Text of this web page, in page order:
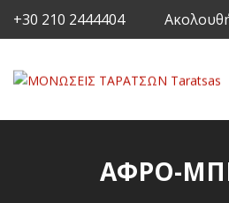
+30 210 2444404
ΑΦΡΟ-